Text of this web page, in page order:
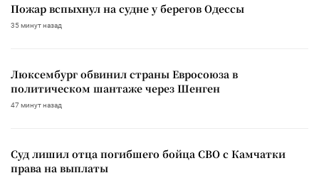
Пожар вспыхнул на судне у берегов Одессы
35 минут назад
Люксембург обвинил страны Евросоюза в
политическом шантаже через Шенген
47 минут назад
Суд лишил отца погибшего бойца СВО с Камчатки
права на выплаты